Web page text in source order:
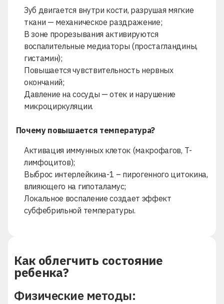
Зуб двигается внутри кости, разрушая мягкие
ткани — механическое раздражение;
В зоне прорезывания активируются
воспалительные медиаторы (простагландины,
гистамин);
Повышается чувствительность нервных
окончаний;
Давление на сосуды — отек и нарушение
микроциркуляции.
Почему повышается температура?
Активация иммунных клеток (макрофагов, Т-
лимфоцитов);
Выброс интерлейкина-1 – пирогенного цитокина,
влияющего на гипоталамус;
Локальное воспаление создает эффект
субфебрильной температуры.
Как облегчить состояние
ребенка?
Физические методы: